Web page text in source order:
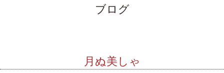
ブログ
月ぬ美しゃ